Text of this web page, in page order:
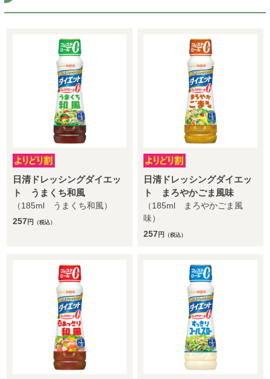
日清ドレッシングダイエッ
ト うまくち和風
（185ml うまくち和風）
257円 （税込）
日清ドレッシングダイエッ
ト まろやかごま風味
（185ml まろやかごま風
味）
257円 （税込）